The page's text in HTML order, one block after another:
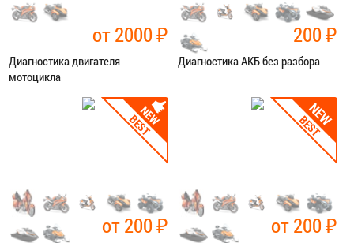
от 2000₽
Диагностика двигателя
мотоцикла
Диагностика
ЗАПИСАТЬСЯ В СЕРВИС
200₽
Диагностика АКБ без разбора
Диагностика
ЗАПИСАТЬСЯ В СЕРВИС
от 200₽ от 200₽